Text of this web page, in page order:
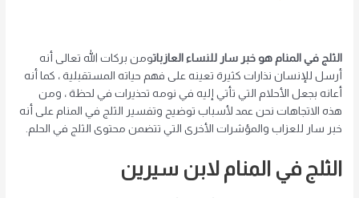
الثلج في المنام هو خبر سار للنساء العازباتومن بركات الله تعالى أنه
أرسل للإنسان نذارات كثيرة تعينه على فهم حياته المستقبلية ، كما أنه
أعانه بجعل الأحلام التي تأتي إليه في نومه تحذيرات في لحظة ، ومن
هذه الاتجاهات نحن عمد لأسباب توضيح وتفسير الثلج في المنام على أنه
خبر سار للعزاب والمؤشرات الأخرى التي تتضمن محتوى الثلج في الحلم.
الثلج في المنام لابن سيرين